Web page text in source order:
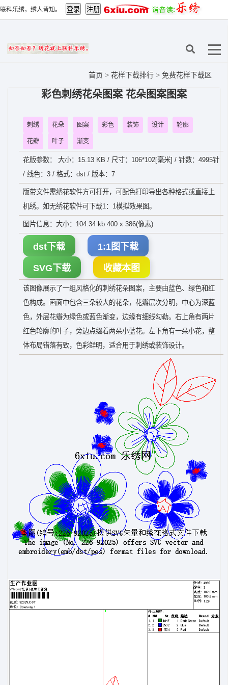
联科乐绣，绣人皆知。
首页 > 花样下载排行 > 免费花样下载区
彩色刺绣花朵图案 花朵图案图案
刺绣 花朵 图案 彩色 装饰 设计 轮廓
花瓣 叶子 渐变
花版参数： 大小：15.13 KB / 尺寸：106*102[毫米] / 针数：4995针
/ 线色：3 / 格式：dst / 版本：7
版带文件需绣花软件方可打开，可配色打印导出各种格式或直接上
机绣。如无绣花软件可下载1：1模拟效果图。
图片信息：大小：104.34 kb 400 x 386(像素)
dst下载 1:1图下载
SVG下载 收藏本图
该图像展示了一组风格化的刺绣花朵图案，主要由蓝色、绿色和红
色构成。画面中包含三朵较大的花朵，花瓣层次分明，中心为深蓝
色，外层花瓣为绿色或蓝色渐变，边缘有细线勾勒。右上角有两片
红色轮廓的叶子，旁边点缀着两朵小蓝花。左下角有一朵小花，整
体布局错落有致，色彩鲜明，适合用于刺绣或装饰设计。